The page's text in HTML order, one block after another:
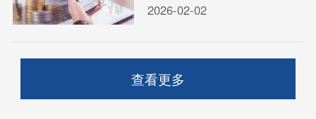
助您了解公司的优势、服务和
2026-02-02
查看更多